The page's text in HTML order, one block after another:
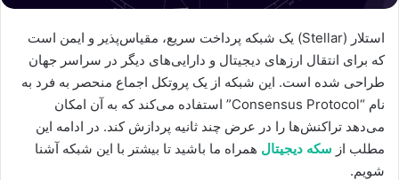
استلار (Stellar) یک شبکه پرداخت سریع، مقیاس‌پذیر و ایمن است
که برای انتقال ارزهای دیجیتال و دارایی‌های دیگر در سراسر جهان
طراحی شده است. این شبکه از یک پروتکل اجماع منحصر به فرد به
نام “Consensus Protocol” استفاده می‌کند که به آن امکان
می‌دهد تراکنش‌ها را در عرض چند ثانیه پردازش کند. در ادامه این
مطلب از سکه دیجیتال همراه ما باشید تا بیشتر با این شبکه آشنا
شویم.